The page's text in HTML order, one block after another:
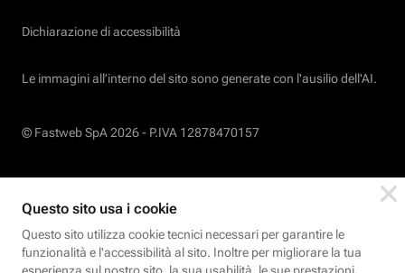
Dichiarazione di accessibilità
Le immagini all’interno del sito sono generate con l'ausilio dell'AI.
© Fastweb SpA 2026 - P.IVA 12878470157